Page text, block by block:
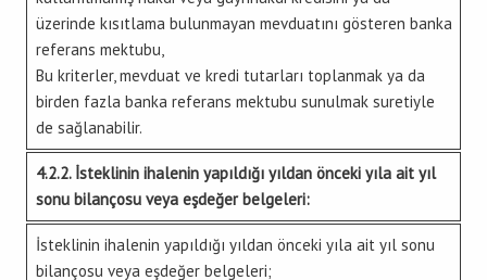
üzerinde kısıtlama bulunmayan mevduatını gösteren banka
referans mektubu,
Bu kriterler, mevduat ve kredi tutarları toplanmak ya da
birden fazla banka referans mektubu sunulmak suretiyle
de sağlanabilir.
4.2.2. İsteklinin ihalenin yapıldığı yıldan önceki yıla ait yıl
sonu bilançosu veya eşdeğer belgeleri:
İsteklinin ihalenin yapıldığı yıldan önceki yıla ait yıl sonu
bilançosu veya eşdeğer belgeleri;